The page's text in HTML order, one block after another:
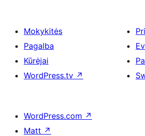
Mokykitės
Pagalba
Kūrėjai
WordPress.tv ↗
WordPress.com ↗
Matt ↗